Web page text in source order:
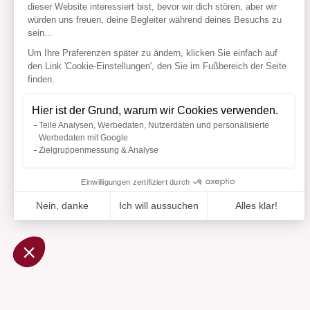
dieser Website interessiert bist, bevor wir dich stören, aber wir
würden uns freuen, deine Begleiter während deines Besuchs zu
sein...
Um Ihre Präferenzen später zu ändern, klicken Sie einfach auf
den Link 'Cookie-Einstellungen', den Sie im Fußbereich der Seite
finden.
Hier ist der Grund, warum wir Cookies verwenden.
Teile Analysen, Werbedaten, Nutzerdaten und personalisierte
Werbedaten mit Google
Zielgruppenmessung & Analyse
Einwilligungen zertifiziert durch
Nein, danke Ich will aussuchen Alles klar!
Unsere Plattform ermöglicht es Ihnen, Ihre